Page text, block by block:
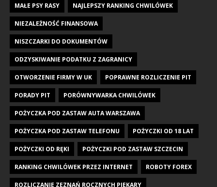
MAŁE PSY RASY NAJLEPSZY RANKING CHWILÓWEK
NIEZALEŻNOŚĆ FINANSOWA
NISZCZARKI DO DOKUMENTÓW
ODZYSKIWANIE PODATKU Z ZAGRANICY
OTWORZENIE FIRMY W UK POPRAWNE ROZLICZENIE PIT
PORADY PIT PORÓWNYWARKA CHWILÓWEK
POŻYCZKA POD ZASTAW AUTA WARSZAWA
POŻYCZKA POD ZASTAW TELEFONU POŻYCZKI OD 18 LAT
POŻYCZKI OD RĘKI POŻYCZKI POD ZASTAW SZCZECIN
RANKING CHWILÓWEK PRZEZ INTERNET ROBOTY FOREX
ROZLICZANIE ZEZNAŃ ROCZNYCH PIEKARY